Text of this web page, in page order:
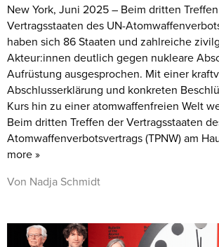
New York, Juni 2025 – Beim dritten
Vertragsstaaten des UN-
haben sich 86 Staaten und zahlreiche
Akteur:innen deutlich gegen nukleare
Aufrüstung ausgesprochen. Mit einer
Abschlusserklärung und konkreten
Kurs hin zu einer atomwaffenfreien Welt
Beim dritten Treffen der Vertragsstaaten
Atomwaffenverbotsvertrags (TPNW) am
more »
Von Nadja Schmidt